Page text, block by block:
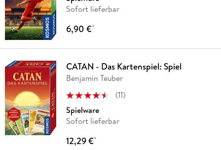
Sofort lieferbar
6,90 €*
CATAN - Das Kartenspiel: Spiel
Benjamin Teuber
(11)
Spielware
Sofort lieferbar
12,29 €*